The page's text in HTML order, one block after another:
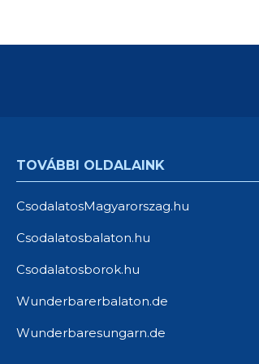
TOVÁBBI OLDALAINK
CsodalatosMagyarorszag.hu
Csodalatosbalaton.hu
Csodalatosborok.hu
Wunderbarerbalaton.de
Wunderbaresungarn.de